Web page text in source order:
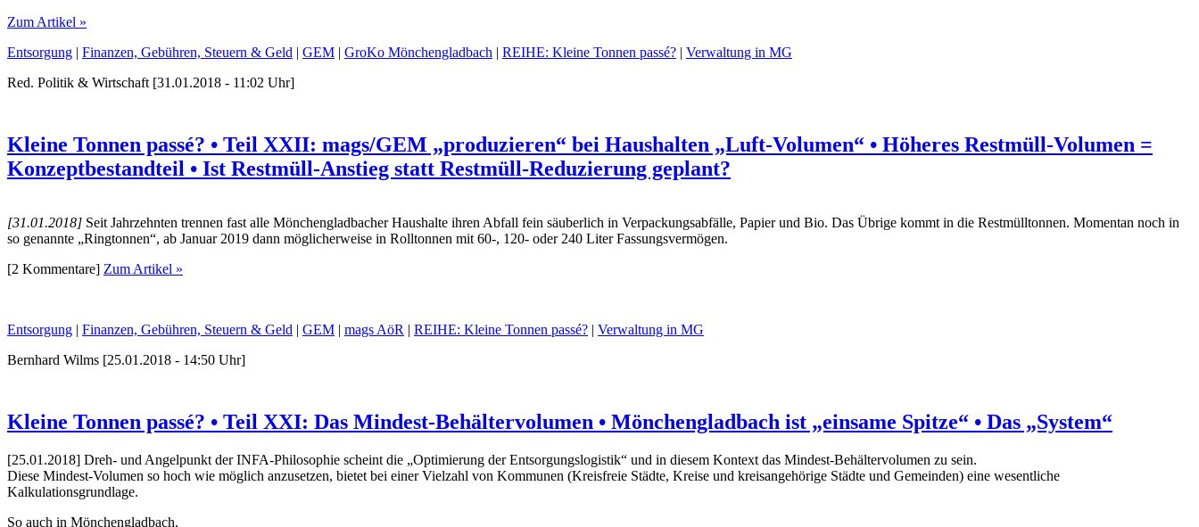
Zum Artikel »
Entsorgung | Finanzen, Gebühren, Steuern & Geld | GEM | GroKo Mönchengladbach | REIHE: Kleine Tonnen passé? | Verwaltung in MG
Red. Politik & Wirtschaft [31.01.2018 - 11:02 Uhr]
Kleine Tonnen passé? • Teil XXII: mags/GEM „produzieren“ bei Haushalten „Luft-Volumen“ • Höheres Restmüll-Volumen =
Konzeptbestandteil • Ist Restmüll-Anstieg statt Restmüll-Reduzierung geplant?
[31.01.2018] Seit Jahrzehnten trennen fast alle Mönchengladbacher Haushalte ihren Abfall fein säuberlich in Verpackungsabfälle, Papier und Bio. Das Übrige kommt in die Restmülltonnen. Momentan noch in
so genannte „Ringtonnen“, ab Januar 2019 dann möglicherweise in Rolltonnen mit 60-, 120- oder 240 Liter Fassungsvermögen.
[2 Kommentare] Zum Artikel »
Entsorgung | Finanzen, Gebühren, Steuern & Geld | GEM | mags AöR | REIHE: Kleine Tonnen passé? | Verwaltung in MG
Bernhard Wilms [25.01.2018 - 14:50 Uhr]
Kleine Tonnen passé? • Teil XXI: Das Mindest-Behältervolumen • Mönchengladbach ist „einsame Spitze“ • Das „System“
[25.01.2018] Dreh- und Angelpunkt der INFA-Philosophie scheint die „Optimierung der Entsorgungs­logistik“ und in diesem Kontext das Mindest-Behältervolumen zu sein.
Diese Mindest-Volumen so hoch wie möglich anzusetzen, bietet bei einer Vielzahl von Kommunen (Kreisfreie Städte, Kreise und kreisangehörige Städte und Gemeinden) eine wesentliche
Kalkulationsgrundlage.
So auch in Mönchengladbach.